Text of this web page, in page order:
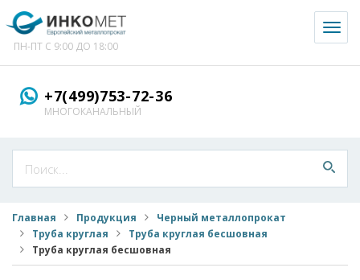
ПН-ПТ С 9:00 ДО 18:00
+7(499)753-72-36
МНОГОКАНАЛЬНЫЙ
Главная Продукция
Черный металлопрокат
Труба круглая
Труба круглая бесшовная
Труба круглая бесшовная